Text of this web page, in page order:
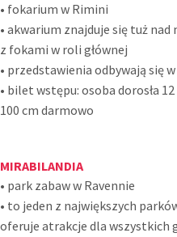
• fokarium w Rimini
• akwarium znajduje się tuż
z fokami w roli głównej
• przedstawienia odbywają się
• bilet wstępu: osoba dorosła
100 cm darmowo
MIRABILANDIA
• park zabaw w Ravennie
• to jeden z największych
oferuje atrakcje dla wszystkich